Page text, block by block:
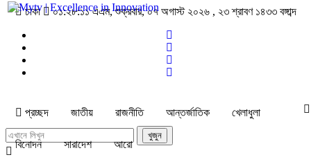
ঢাকা ০১:২৮:১১ এএম, শুক্রবার, ০৭ অগাস্ট ২০২৬ , ২৩ শ্রাবণ ১৪৩৩বঙ্গাব্দ
প্রচ্ছদ জাতীয় রাজনীতি আন্তর্জাতিক খেলাধুলা
বিনোদন সারাদেশ আরো